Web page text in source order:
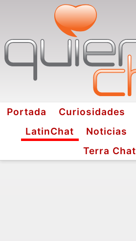
Portada Curiosidades
LatinChat
Noticias
Terra Chat